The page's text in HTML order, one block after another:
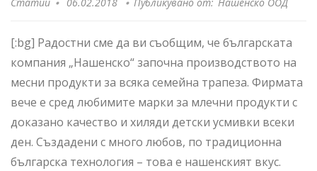
[:bg] Радостни сме да ви съобщим, че българската
компания „Нашенско“ започна производството на
месни продукти за всяка семейна трапеза. Фирмата
вече е сред любимите марки за млечни продукти с
доказано качество и хиляди детски усмивки всеки
ден. Създадени с много любов, по традиционна
българска технология – това е нашенският вкус.